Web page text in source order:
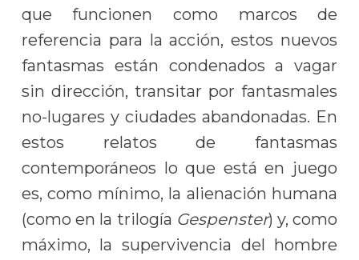
que funcionen como marcos de
referencia para la acción, estos nuevos
fantasmas están condenados a vagar
sin dirección, transitar por fantasmales
no-lugares y ciudades abandonadas. En
estos relatos de fantasmas
contemporáneos lo que está en juego
es, como mínimo, la alienación humana
(como en la trilogía Gespenster) y, como
máximo, la supervivencia del hombre